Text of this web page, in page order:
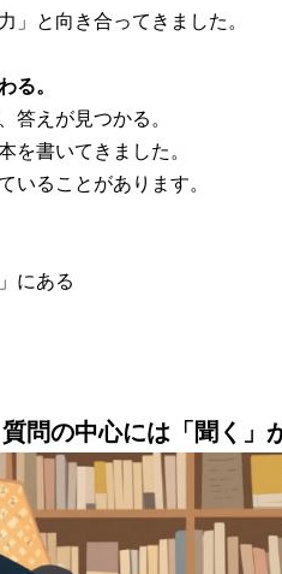
」と向き合ってきました。
る。
答えが見つかる。
を書いてきました。
いることがあります。
にある
質問の中心には「聞く」